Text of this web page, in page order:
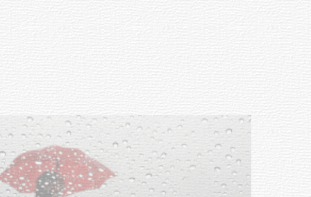
NOTICIAS